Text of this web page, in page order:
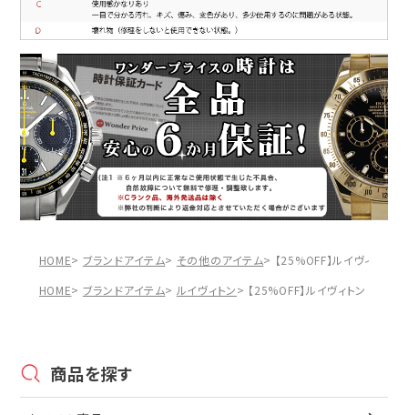
HOME ブランドアイテム その他のアイテム
【25%OFF】ルイヴィト
HOME
ブランドアイテム ルイヴィトン 【25%OFF】ルイヴィトン
商品を探す